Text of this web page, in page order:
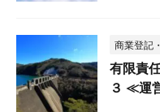
商業登記
有限責
３ ≪運